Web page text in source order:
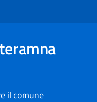
il comune